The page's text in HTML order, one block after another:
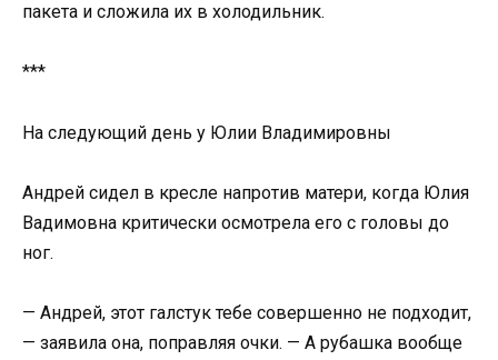
пакета и сложила их в холодильник.
***
На следующий день у Юлии Владимировны
Андрей сидел в кресле напротив матери, когда Юлия
Вадимовна критически осмотрела его с головы до
ног.
— Андрей, этот галстук тебе совершенно не подходит,
— заявила она, поправляя очки. — А рубашка вообще